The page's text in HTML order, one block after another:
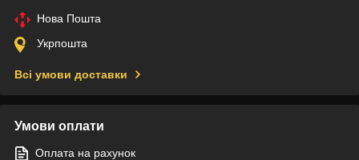
Нова Пошта
Укрпошта
Всі умови доставки
Умови оплати
Оплата на рахунок